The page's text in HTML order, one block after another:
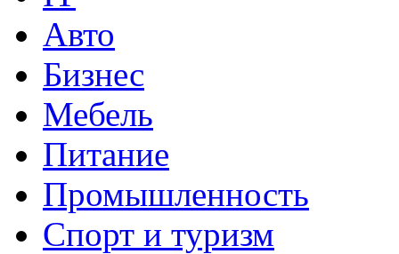
Авто
Бизнес
Мебель
Питание
Промышленность
Спорт и туризм